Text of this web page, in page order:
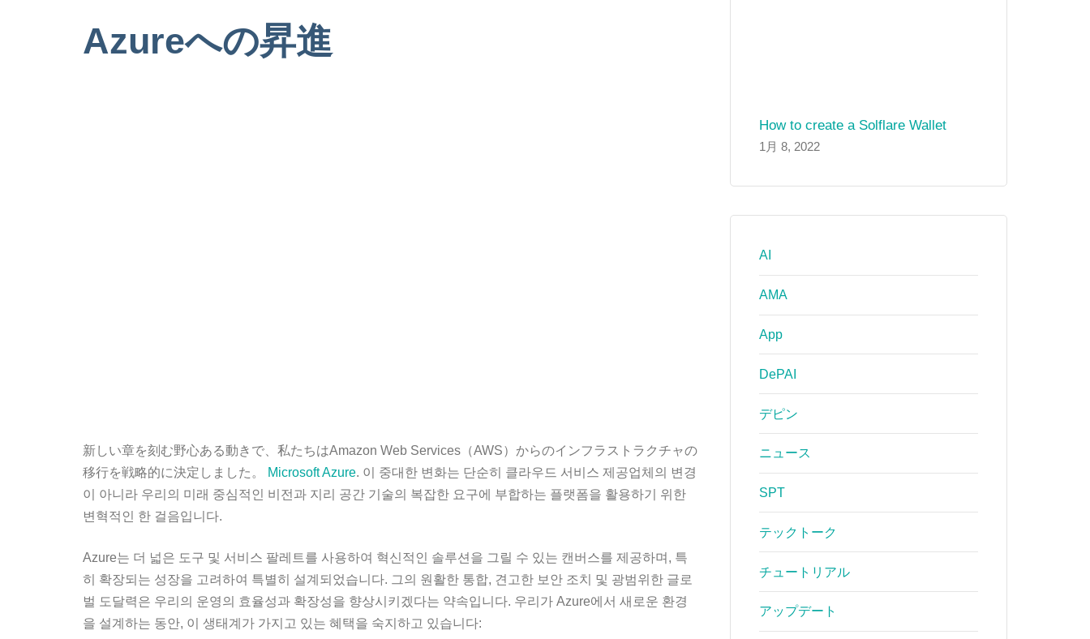
Azureへの昇進
新しい章を刻む野心ある動きで、私たちはAmazon Web Services（AWS）からのインフラストラクチャの
移行を戦略的に決定しました。
Microsoft Azure. 이 중대한 변화는 단순히 클라우드 서비스 제공업체의 변경
이 아니라 우리의 미래 중심적인 비전과 지리 공간 기술의 복잡한 요구에 부합하는 플랫폼을 활용하기 위한
변혁적인 한 걸음입니다.
Azure는 더 넓은 도구 및 서비스 팔레트를 사용하여 혁신적인 솔루션을 그릴 수 있는 캔버스를 제공하며, 특
히 확장되는 성장을 고려하여 특별히 설계되었습니다. 그의 원활한 통합, 견고한 보안 조치 및 광범위한 글로
벌 도달력은 우리의 운영의 효율성과 확장성을 향상시키겠다는 약속입니다. 우리가 Azure에서 새로운 환경
을 설계하는 동안, 이 생태계가 가지고 있는 혜택을 숙지하고 있습니다:
How to create a Solflare Wallet
1月 8, 2022
AI
AMA
App
DePAI
デピン
ニュース
SPT
テックトーク
チュートリアル
アップデート